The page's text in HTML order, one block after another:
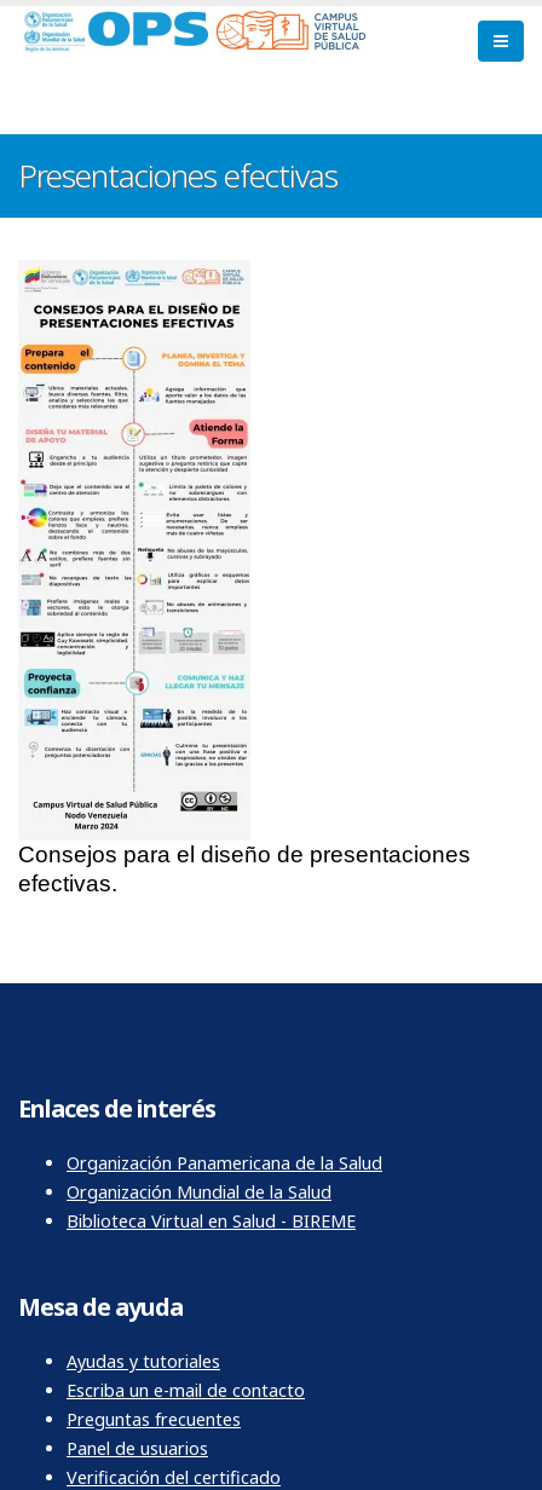
Pasar
Presentaciones efectivas
Consejos para el diseño de presentaciones
efectivas.
Enlaces de interés
Organización Panamericana de la Salud
Organización Mundial de la Salud
Biblioteca Virtual en Salud - BIREME
Mesa de ayuda
Ayudas y tutoriales
Escriba un e-mail de contacto
Preguntas frecuentes
Panel de usuarios
Verificación del certificado